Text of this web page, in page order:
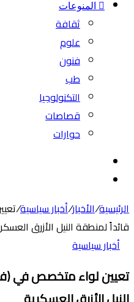
المنوعات
ثقافة
علوم
فنون
طب
التكنولوجيا
قصاصات
حوارات
الرئيسية/الأخبار/أخبار سياسية/
قائداً لمنطقة النيل الأزرق
أخبار سياسية
تعيين لواء متخصص في